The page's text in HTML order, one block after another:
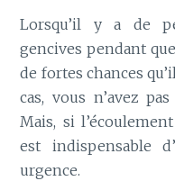
Lorsqu’il y a de
gencives pendant
de fortes chances
cas, vous n’avez
Mais, si
est indispensable
urgence.